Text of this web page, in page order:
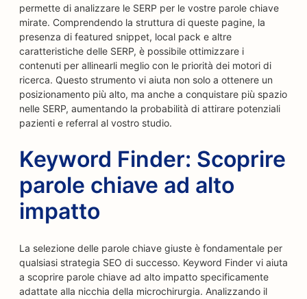
permette di analizzare le SERP per le vostre parole chiave
mirate. Comprendendo la struttura di queste pagine, la
presenza di featured snippet, local pack e altre
caratteristiche delle SERP, è possibile ottimizzare i
contenuti per allinearli meglio con le priorità dei motori di
ricerca. Questo strumento vi aiuta non solo a ottenere un
posizionamento più alto, ma anche a conquistare più spazio
nelle SERP, aumentando la probabilità di attirare potenziali
pazienti e referral al vostro studio.
Keyword Finder: Scoprire
parole chiave ad alto
impatto
La selezione delle parole chiave giuste è fondamentale per
qualsiasi strategia SEO di successo. Keyword Finder vi aiuta
a scoprire parole chiave ad alto impatto specificamente
adattate alla nicchia della microchirurgia. Analizzando il